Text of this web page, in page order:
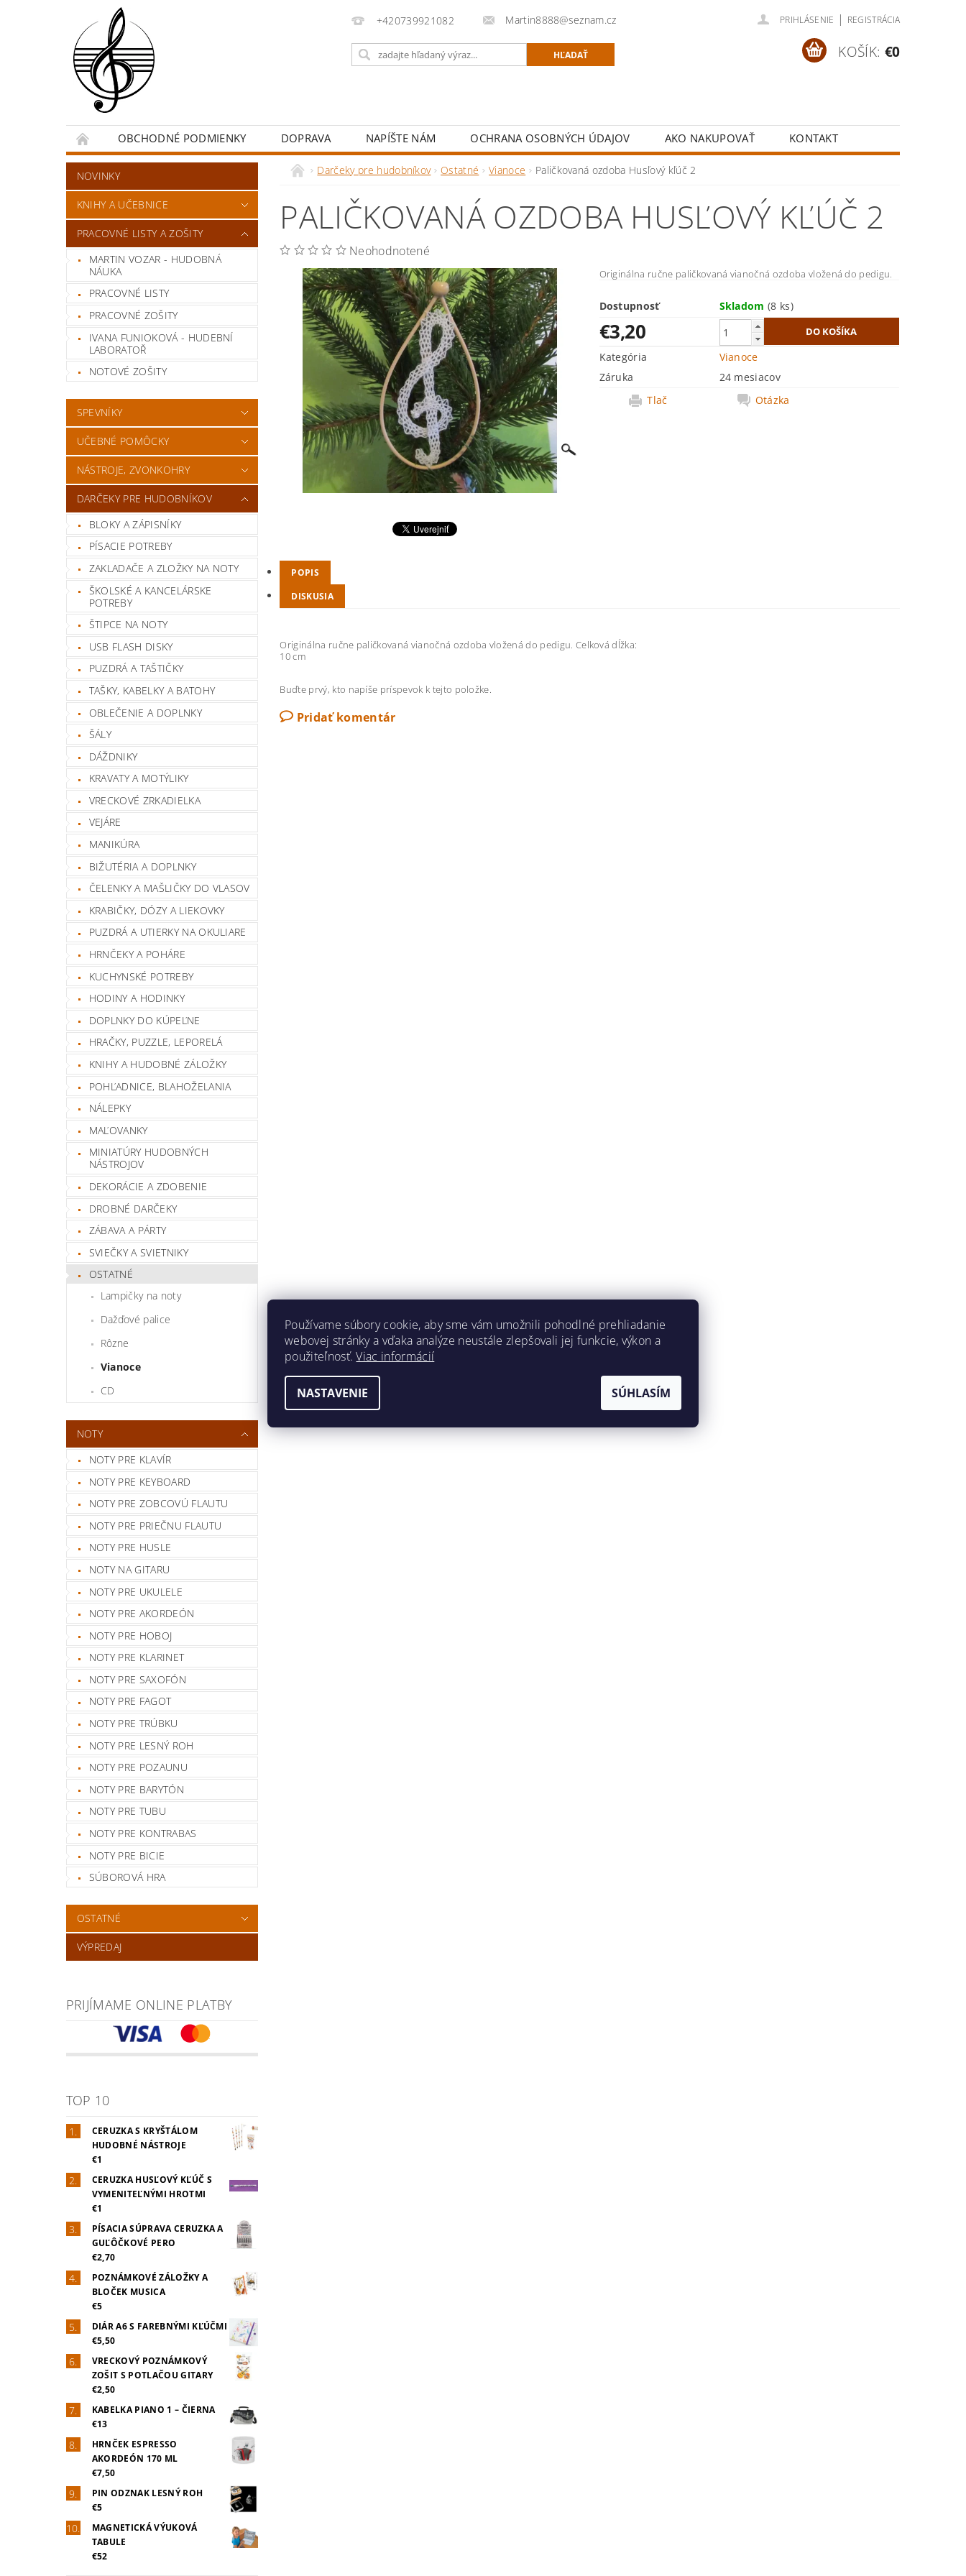
+420739921082 Martin8888@seznam.cz PRIHLÁSENIE | REGISTRÁCIA
KOŠÍK: €0
OBCHODNÉ PODMIENKY DOPRAVA NAPÍŠTE NÁM OCHRANA OSOBNÝCH ÚDAJOV AKO NAKUPOVAŤ KONTAKT
NOVINKY
KNIHY A UČEBNICE
PRACOVNÉ LISTY A ZOŠITY
MARTIN VOZAR - HUDOBNÁ
NÁUKA
PRACOVNÉ LISTY
PRACOVNÉ ZOŠITY
IVANA FUNIOKOVÁ - HUDEBNÍ
LABORATOŘ
NOTOVÉ ZOŠITY
SPEVNÍKY
UČEBNÉ POMÔCKY
NÁSTROJE, ZVONKOHRY
DARČEKY PRE HUDOBNÍKOV
BLOKY A ZÁPISNÍKY
PÍSACIE POTREBY
ZAKLADAČE A ZLOŽKY NA NOTY
ŠKOLSKÉ A KANCELÁRSKE
POTREBY
ŠTIPCE NA NOTY
USB FLASH DISKY
PUZDRÁ A TAŠTIČKY
TAŠKY, KABELKY A BATOHY
OBLEČENIE A DOPLNKY
ŠÁLY
DÁŽDNIKY
KRAVATY A MOTÝLIKY
VRECKOVÉ ZRKADIELKA
VEJÁRE
MANIKÚRA
BIŽUTÉRIA A DOPLNKY
ČELENKY A MAŠLIČKY DO VLASOV
KRABIČKY, DÓZY A LIEKOVKY
PUZDRÁ A UTIERKY NA OKULIARE
HRNČEKY A POHÁRE
KUCHYNSKÉ POTREBY
HODINY A HODINKY
DOPLNKY DO KÚPEĽNE
HRAČKY, PUZZLE, LEPORELÁ
KNIHY A HUDOBNÉ ZÁLOŽKY
POHĽADNICE, BLAHOŽELANIA
NÁLEPKY
MAĽOVANKY
MINIATÚRY HUDOBNÝCH
NÁSTROJOV
DEKORÁCIE A ZDOBENIE
DROBNÉ DARČEKY
ZÁBAVA A PÁRTY
SVIEČKY A SVIETNIKY
OSTATNÉ
Lampičky na noty
Dažďové palice
Rôzne
Vianoce
CD
NOTY
NOTY PRE KLAVÍR
NOTY PRE KEYBOARD
NOTY PRE ZOBCOVÚ FLAUTU
NOTY PRE PRIEČNU FLAUTU
NOTY PRE HUSLE
NOTY NA GITARU
NOTY PRE UKULELE
NOTY PRE AKORDEÓN
NOTY PRE HOBOJ
NOTY PRE KLARINET
NOTY PRE SAXOFÓN
NOTY PRE FAGOT
NOTY PRE TRÚBKU
NOTY PRE LESNÝ ROH
NOTY PRE POZAUNU
NOTY PRE BARYTÓN
NOTY PRE TUBU
NOTY PRE KONTRABAS
NOTY PRE BICIE
SÚBOROVÁ HRA
OSTATNÉ
VÝPREDAJ
PRIJÍMAME ONLINE PLATBY
TOP 10
CERUZKA S KRYŠTÁLOM
HUDOBNÉ NÁSTROJE
€1
CERUZKA HUSĽOVÝ KĽÚČ S
VYMENITEĽNÝMI HROTMI
€1
PÍSACIA SÚPRAVA CERUZKA A
GUĽÔČKOVÉ PERO
€2,70
POZNÁMKOVÉ ZÁLOŽKY A
BLOČEK MUSICA
€5
DIÁR A6 S FAREBNÝMI KĽÚČMI
€5,50
VRECKOVÝ POZNÁMKOVÝ
ZOŠIT S POTLAČOU GITARY
€2,50
KABELKA PIANO 1 – ČIERNA
€13
HRNČEK ESPRESSO
AKORDEÓN 170 ML
€7,50
PIN ODZNAK LESNÝ ROH
€5
MAGNETICKÁ VÝUKOVÁ
TABULE
€52
Darčeky pre hudobníkov Ostatné Vianoce Paličkovaná ozdoba Husľový kľúč 2
PALIČKOVANÁ OZDOBA HUSĽOVÝ KĽÚČ 2
Neohodnotené
Originálna ručne paličkovaná vianočná ozdoba vložená do pedigu.
Dostupnosť Skladom(8 ks)
€3,20
Kategória
Vianoce
Záruka
24 mesiacov
Tlač
Otázka
POPIS
DISKUSIA
Originálna ručne paličkovaná vianočná ozdoba vložená do pedigu. Celková dĺžka:
10 cm
Buďte prvý, kto napíše príspevok k tejto položke.
Pridať komentár
Používame súbory cookie, aby sme vám umožnili pohodlné prehliadanie
webovej stránky a vďaka analýze neustále zlepšovali jej funkcie, výkon a
použiteľnosť.Viac informácií
NASTAVENIE SÚHLASÍM